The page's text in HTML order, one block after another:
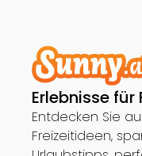
Erlebnisse für
Entdecken Sie
Freizeitideen,